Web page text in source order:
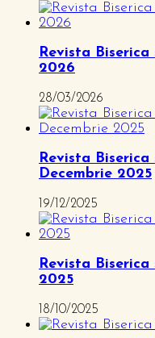
Revista
2026
28/03/2026
Revista
Decembrie 2025
19/12/2025
Revista
2025
18/10/2025